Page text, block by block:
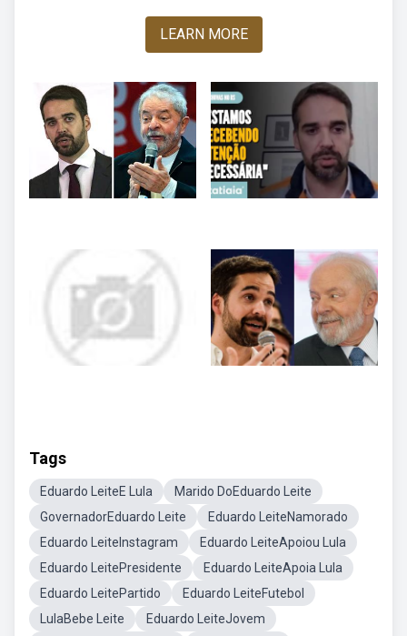
LEARN MORE
Tags
Eduardo LeiteE Lula
Marido DoEduardo Leite
GovernadorEduardo Leite
Eduardo LeiteNamorado
Eduardo LeiteInstagram
Eduardo LeiteApoiou Lula
Eduardo LeitePresidente
Eduardo LeiteApoia Lula
Eduardo LeitePartido
Eduardo LeiteFutebol
LulaBebe Leite
Eduardo LeiteJovem